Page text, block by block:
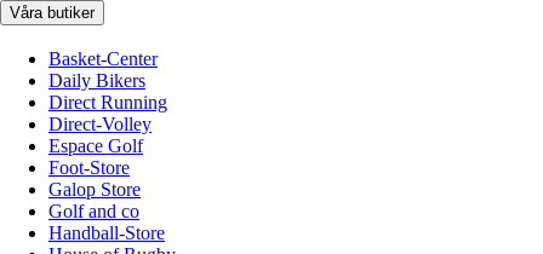
Våra butiker
Basket-Center
Daily Bikers
Direct Running
Direct-Volley
Espace Golf
Foot-Store
Galop Store
Golf and co
Handball-Store